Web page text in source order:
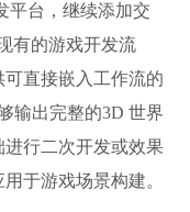
平台，继续添加交
有的游戏开发流
直接嵌入工作流的
输出完整的3D 世界
行二次开发或效果
于游戏场景构建。